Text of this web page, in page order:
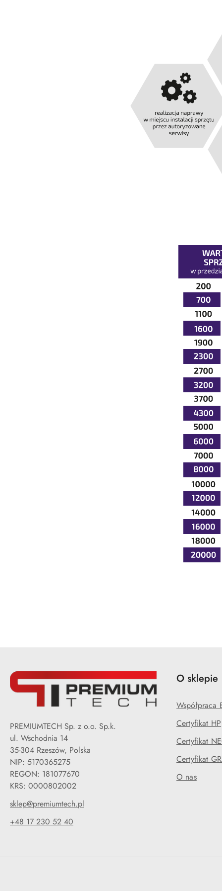
PREMIUMTECH Sp. z o.o. Sp.k.
ul. Wschodnia 14
35-304 Rzeszów, Polska
NIP: 5170365275
REGON: 181077670
KRS: 0000802002
sklep@premiumtech.pl
+48 17 230 52 40
O sklepie
Współpraca
Certyfikat HP
Certyfikat
Certyfikat
O nas